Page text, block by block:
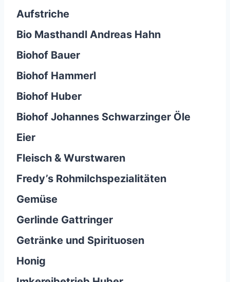
Aufstriche
Bio Masthandl Andreas Hahn
Biohof Bauer
Biohof Hammerl
Biohof Huber
Biohof Johannes Schwarzinger Öle
Eier
Fleisch & Wurstwaren
Fredy’s Rohmilchspezialitäten
Gemüse
Gerlinde Gattringer
Getränke und Spirituosen
Honig